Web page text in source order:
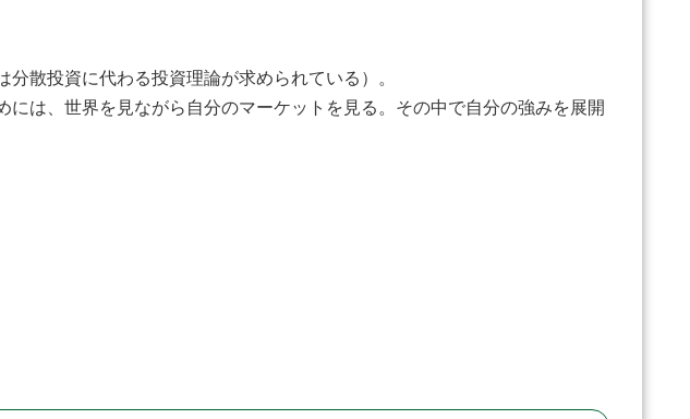
散投資に代わる投資理論が求められている）。
は、世界を見ながら自分のマーケットを見る。その中で自分の強みを展開